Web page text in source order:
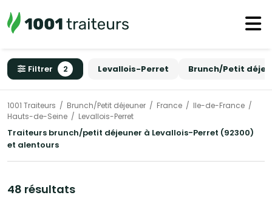
Filtrer 2 Levallois-Perret Brunch/Petit
1001 Traiteurs Brunch/Petit déjeuner France
Ile-de-France
Hauts-de-Seine
Levallois-Perret
Traiteurs brunch/petit déjeuner à Levallois-Perret (92300)
et alentours
48 résultats